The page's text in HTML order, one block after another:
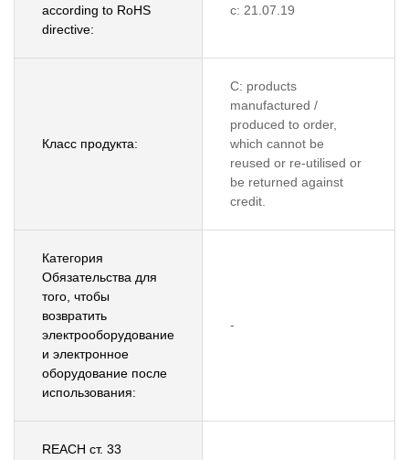
according to RoHS
directive:
с: 21.07.19
Класс продукта:
C: products
manufactured /
produced to order,
which cannot be
reused or re-utilised or
be returned against
credit.
Категория
Обязательства для
того, чтобы
возвратить
электрооборудование
и электронное
оборудование после
использования:
-
REACH ст. 33